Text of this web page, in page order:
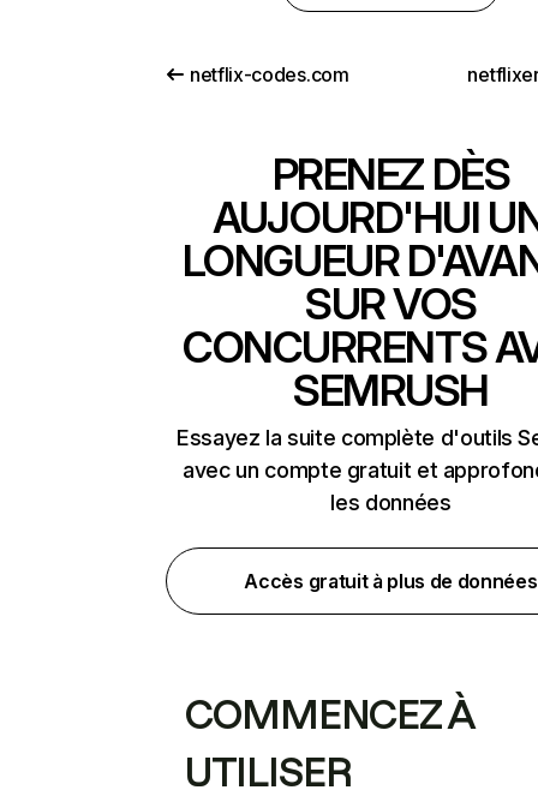
netflix-codes.com
PRENEZ DÈS
AUJOURD'HUI
LONGUEUR
SUR VOS
CONCURRENTS
SEMRUSH
Essayez la suite complète d'outils
avec un compte gratuit et
les données
Accès gratuit à plus de données
COMMENCEZ À
UTILISER